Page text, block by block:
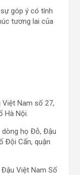
góp ý có tính
tương lai của
Nam số 27,
Hà Nội.
họ Đỗ, Đậu
Đội Cấn, quận
Việt Nam Số